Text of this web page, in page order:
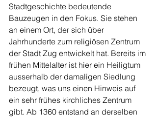
Stadtgeschichte bedeutende
Bauzeugen in den Fokus. Sie stehen
an einem Ort, der sich über
Jahrhunderte zum religiösen Zentrum
der Stadt Zug entwickelt hat. Bereits im
frühen Mittelalter ist hier ein Heiligtum
ausserhalb der damaligen Siedlung
bezeugt, was uns einen Hinweis auf
ein sehr frühes kirchliches Zentrum
gibt. Ab 1360 entstand an derselben